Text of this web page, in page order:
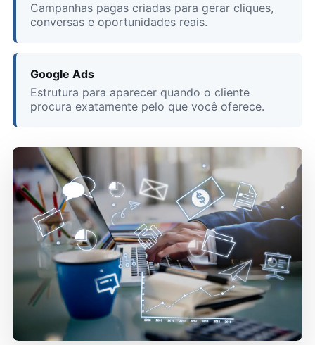
Campanhas pagas criadas para gerar cliques,
conversas e oportunidades reais.
Google Ads
Estrutura para aparecer quando o cliente
procura exatamente pelo que você oferece.